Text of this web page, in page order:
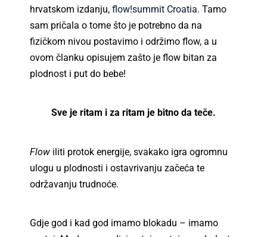
hrvatskom izdanju, flow!summit Croatia. Tamo
sam pričala o tome što je potrebno da na
fizičkom nivou postavimo i održimo flow, a u
ovom članku opisujem zašto je flow bitan za
plodnost i put do bebe!
Sve je ritam i za ritam je bitno da teče.
Flow iliti protok energije, svakako igra ogromnu
ulogu u plodnosti i ostavrivanju začeća te
održavanju trudnoće.
Gdje god i kad god imamo blokadu – imamo